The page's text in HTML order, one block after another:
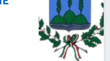
PER